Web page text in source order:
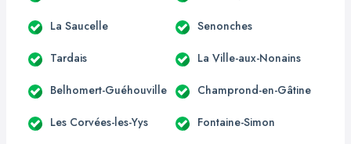
La Saucelle Senonches
Tardais La Ville-aux-Nonains
Belhomert-Guéhouville Champrond-en-Gâtine
Les Corvées-les-Yys Fontaine-Simon